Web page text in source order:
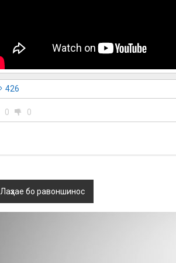
426
0 0
Лаҳзае бо равоншинос